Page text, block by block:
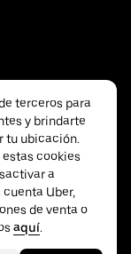
terceros para
y brindarte
tu ubicación.
cookies
a
Uber,
de venta o
aquí.